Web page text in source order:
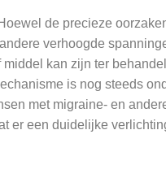
de precieze
verhoogde
kan zijn ter
is nog steeds
met migraine- en
er een duidelijke